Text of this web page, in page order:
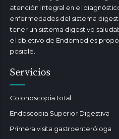
atención integral en el
enfermedades del sistema
tener un sistema digestivo
el objetivo de Endomed es
posible.
Servicios
Colonoscopia total
Endoscopia Superior Digestiva
Primera visita gastroenteróloga